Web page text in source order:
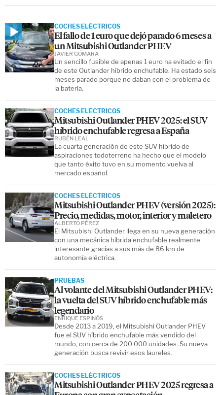
COCHES ELÉCTRICOS
El fallo de 1 euro que dejó parado 6 meses a
un Mitsubishi Outlander PHEV
Un sencillo fusible de apenas 1 euro ha evitado el fin
de este Outlander híbrido enchufable. Ha estado seis
meses parado porque no daban con el problema de
la batería.
JAVIER GÓMARA
COCHES ELÉCTRICOS
Mitsubishi Outlander PHEV 2025: el SUV
híbrido enchufable regresa a España
La cuarta generación de este SUV híbrido de
aspiraciones todoterreno ha hecho que el modelo
que tanto éxito tuvo en su momento vuelva al
mercado español.
RUBÉN LEAL
COCHES ELÉCTRICOS
Mitsubishi Outlander PHEV (versión 2025):
Precio, medidas, motor, interior y maletero
El Mitsubishi Outlander llega en su nueva generación
con una mecánica híbrida enchufable realmente
interesante gracias a sus más de 86 km de
autonomía eléctrica.
ALBERTO PÉREZ
PRUEBAS
Al volante del Mitsubishi Outlander PHEV:
la vuelta del SUV híbrido enchufable más
legendario
Desde 2013 a 2019, el Mitsubishi Outlander PHEV
fue el SUV híbrido enchufable más vendido del
mundo, con cerca de 200.000 unidades. Su nueva
generación busca revivir esos laureles.
ENRIQUE ESPINÓS
COCHES ELÉCTRICOS
Mitsubishi Outlander PHEV 2025 regresa a